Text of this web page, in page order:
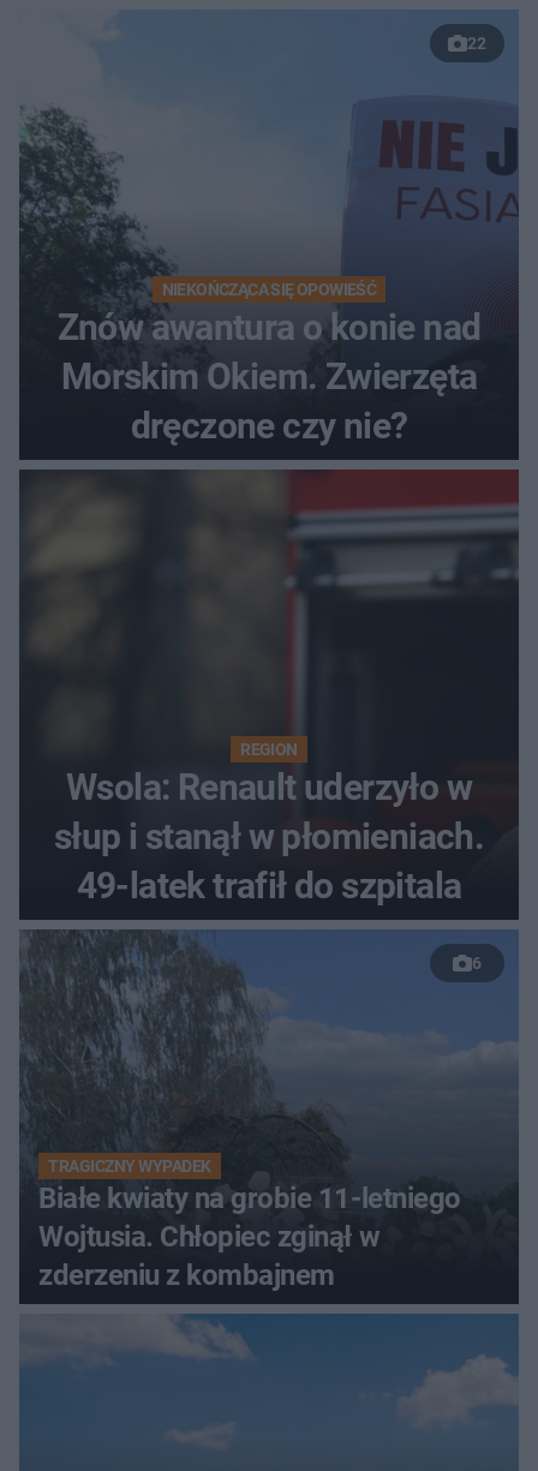
22
NIEKOŃCZĄCA SIĘ OPOWIEŚĆ
Znów awantura o konie nad
Morskim Okiem. Zwierzęta
dręczone czy nie?
REGION
Wsola: Renault uderzyło w
słup i stanął w płomieniach.
49-latek trafił do szpitala
6
TRAGICZNY WYPADEK
Białe kwiaty na grobie 11-letniego
Wojtusia. Chłopiec zginął w
zderzeniu z kombajnem